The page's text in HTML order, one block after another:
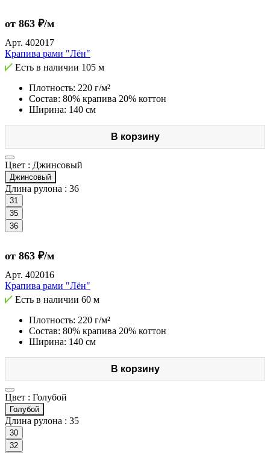
от 863 ₽/м
Арт. 402017
Крапива рами "Лён"
Есть в наличии 105 м
Плотность: 220 г/м²
Состав: 80% крапива 20% коттон
Ширина: 140 см
В корзину
Цвет : Джинсовый
Джинсовый
Длина рулона : 36
31
35
36
от 863 ₽/м
Арт. 402016
Крапива рами "Лён"
Есть в наличии 60 м
Плотность: 220 г/м²
Состав: 80% крапива 20% коттон
Ширина: 140 см
В корзину
Цвет : Голубой
Голубой
Длина рулона : 35
30
32